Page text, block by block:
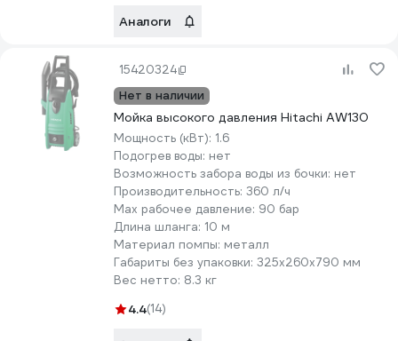
Аналоги
15420324
Нет в наличии
Мойка высокого давления Hitachi AW130
Мощность (кВт): 1.6
Подогрев воды: нет
Возможность забора воды из бочки: нет
Производительность: 360 л/ч
Мах рабочее давление: 90 бар
Длина шланга: 10 м
Материал помпы: металл
Габариты без упаковки: 325х260х790 мм
Вес нетто: 8.3 кг
4.4(14)